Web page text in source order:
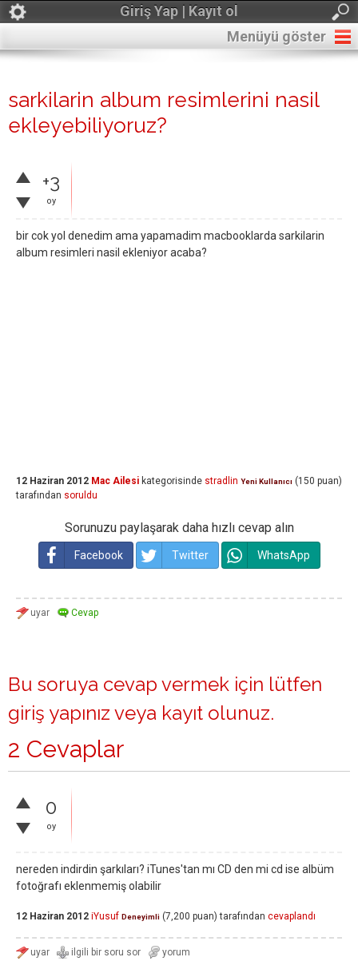
Giriş Yap | Kayıt ol
Menüyü göster
sarkilarin album resimlerini nasil
ekleyebiliyoruz?
+3
oy
bir cok yol denedim ama yapamadim macbooklarda sarkilarin
album resimleri nasil ekleniyor acaba?
12 Haziran 2012 Mac Ailesi kategorisinde stradlin Yeni Kullanıcı (150 puan)
tarafından soruldu
Sorunuzu paylaşarak daha hızlı cevap alın
Facebook Twitter WhatsApp
Bu soruya cevap vermek için lütfen
giriş yapınız veya kayıt olunuz.
2 Cevaplar
0
oy
nereden indirdin şarkıları? iTunes'tan mı CD den mi cd ise albüm
fotoğrafı eklenmemiş olabilir
12 Haziran 2012 iYusuf Deneyimli (7,200 puan) tarafından cevaplandı